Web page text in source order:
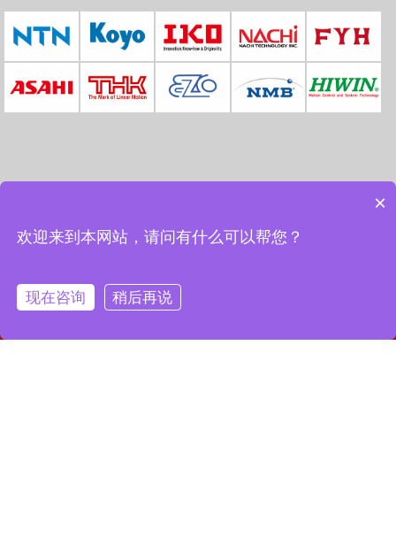
联系我们
×
欢迎来到本网站，请问有什么可以帮您？
现在咨询 稍后再说